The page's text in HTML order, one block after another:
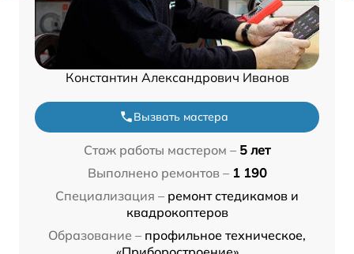
Константин Александрович Иванов
Вызвать мастера
Стаж работы мастером – 5 лет
Выполнено ремонтов – 1 190
Специализация – ремонт стедикамов и
квадрокоптеров
Образование – профильное техническое,